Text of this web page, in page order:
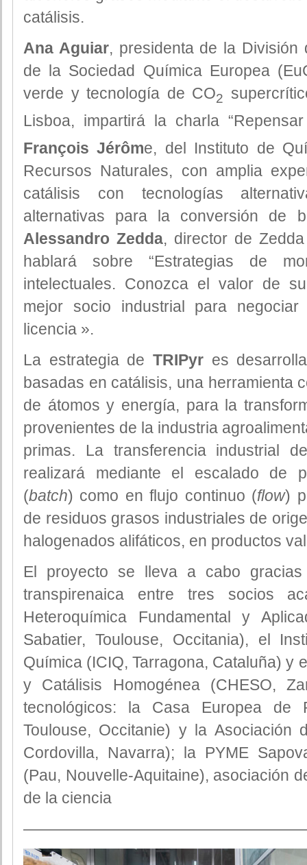
catálisis.
Ana Aguiar, presidenta de la División
de la Sociedad Química Europea
verde y tecnología de CO2
Lisboa, impartirá la charla
François Jérôme, del Instituto de
Recursos Naturales, con amplia
catálisis con tecnologías
alternativas para la conversión de
Alessandro Zedda, director de
hablará sobre “Estrategias de
intelectuales. Conozca el valor de
mejor socio industrial para
licencia ».
La estrategia de TRIPyres
basadas en catálisis, una herramienta
de átomos y energía, para la
provenientes de la industria
primas. La transferencia industrial
realizará mediante el escalado de
(batch) como en flujo continuo (flow)
de residuos grasos industriales de
halogenados alifáticos, en productos
El proyecto se lleva a cabo
transpirenaica entre tres socios
Heteroquímica Fundamental y
Sabatier, Toulouse, Occitania), el
Química (ICIQ, Tarragona, Cataluña) y
y Catálisis Homogénea (CHESO,
tecnológicos: la Casa Europea de
Toulouse, Occitanie) y la Asociación
Cordovilla, Navarra); la PYME
(Pau, Nouvelle-Aquitaine), asociación
de la ciencia